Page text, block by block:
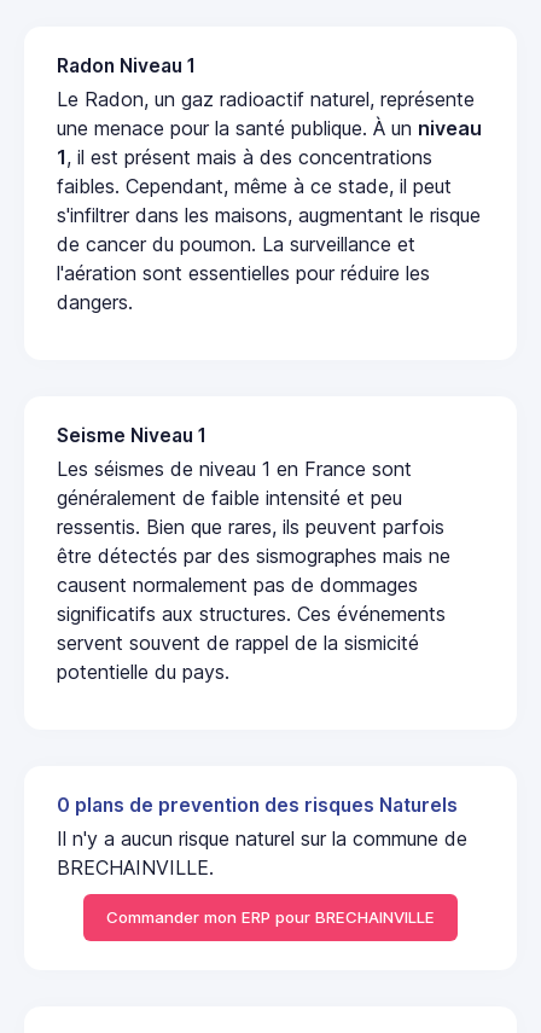
Radon Niveau 1
Le Radon, un gaz radioactif naturel, représente
une menace pour la santé publique. À un niveau
1, il est présent mais à des concentrations
faibles. Cependant, même à ce stade, il peut
s'infiltrer dans les maisons, augmentant le risque
de cancer du poumon. La surveillance et
l'aération sont essentielles pour réduire les
dangers.
Seisme Niveau 1
Les séismes de niveau 1 en France sont
généralement de faible intensité et peu
ressentis. Bien que rares, ils peuvent parfois
être détectés par des sismographes mais ne
causent normalement pas de dommages
significatifs aux structures. Ces événements
servent souvent de rappel de la sismicité
potentielle du pays.
0 plans de prevention des risques Naturels
Il n'y a aucun risque naturel sur la commune de
BRECHAINVILLE.
Commander mon ERP pour BRECHAINVILLE